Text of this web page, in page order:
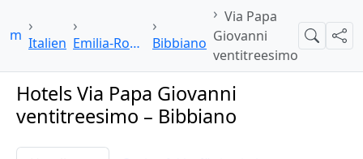
Italien Emilia-Romagna Bibbiano
Via Papa
Giovanni
ventitreesimo
Suche
Hotels Via Papa Giovanni
ventitreesimo – Bibbiano